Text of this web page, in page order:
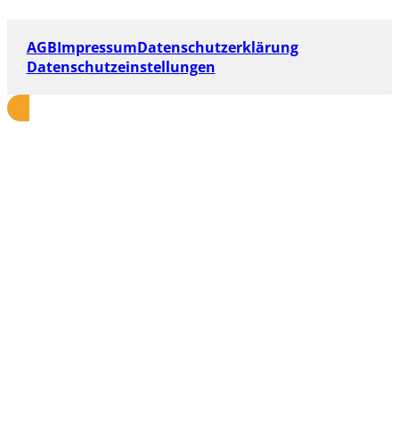
AGBImpressumDatenschutzerklärung
Datenschutzeinstellungen